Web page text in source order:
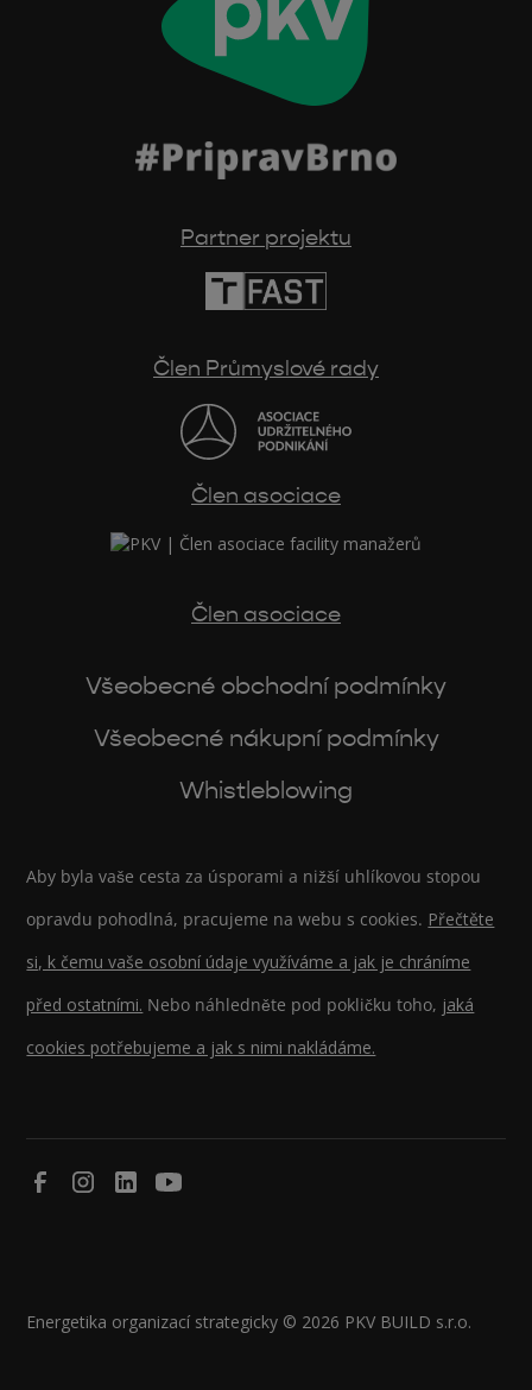
Partner projektu
Člen Průmyslové rady
Člen asociace
Člen asociace
Všeobecné obchodní podmínky
Všeobecné nákupní podmínky
Whistleblowing
Aby byla vaše cesta za úsporami a nižší uhlíkovou stopou
opravdu pohodlná, pracujeme na webu s cookies. Přečtěte
si, k čemu vaše osobní údaje využíváme a jak je chráníme
před ostatními. Nebo náhledněte pod pokličku toho, jaká
cookies potřebujeme a jak s nimi nakládáme.
Energetika organizací strategicky © 2026 PKV BUILD s.r.o.